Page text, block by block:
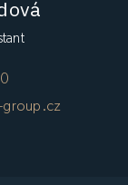
group.cz